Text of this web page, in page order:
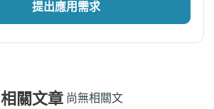
提出應用需求
相關文章 尚無相關文